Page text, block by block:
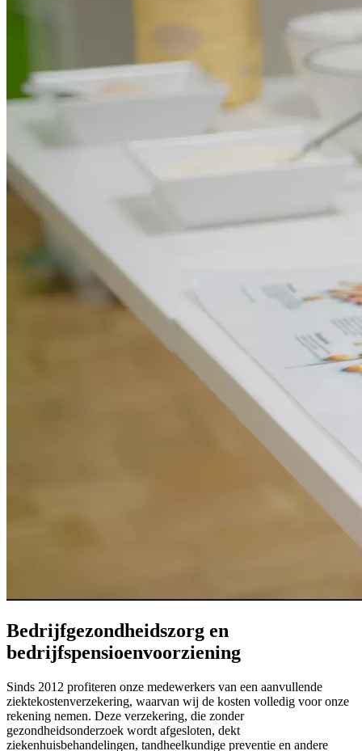
Bedrijfgezondheidszorg en
bedrijfspensioenvoorziening
Sinds 2012 profiteren onze medewerkers van een aanvullende
ziektekostenverzekering, waarvan wij de kosten volledig voor onze
rekening nemen. Deze verzekering, die zonder
gezondheidsonderzoek wordt afgesloten, dekt
ziekenhuisbehandelingen, tandheelkundige preventie en andere